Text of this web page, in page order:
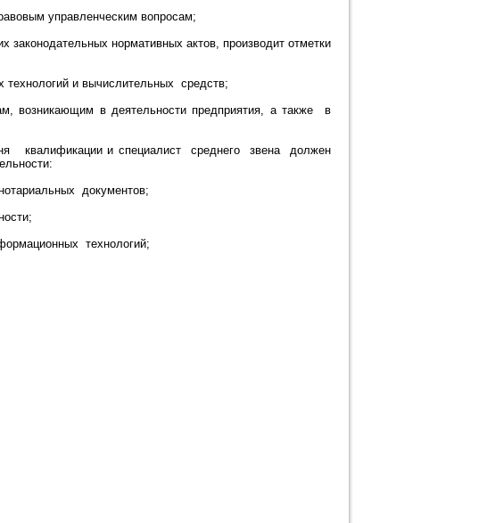
управленческим вопросам;
нормативных актов, производит отметки
и вычислительных средств;
возникающим в деятельности предприятия, а также в
квалификации и специалист среднего звена должен
документов;
технологий;